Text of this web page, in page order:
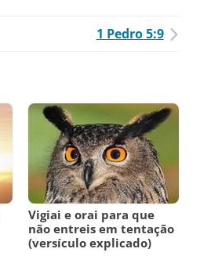
1 Pedro 5:9
Vigiai e orai para que
não entreis em tentação
(versículo explicado)